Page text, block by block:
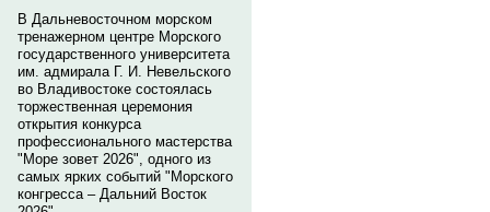
В Дальневосточном морском
тренажерном центре Морского
государственного университета
им. адмирала Г. И. Невельского
во Владивостоке состоялась
торжественная церемония
открытия конкурса
профессионального мастерства
"Море зовет 2026", одного из
самых ярких событий "Морского
конгресса – Дальний Восток